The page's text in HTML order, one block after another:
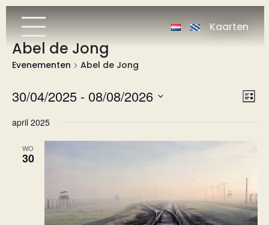
Kaarten
Abel de Jong
Evenementen Abel de Jong
Lijst
30/04/2025 - 08/08/2026
een
april 2025
WO
30